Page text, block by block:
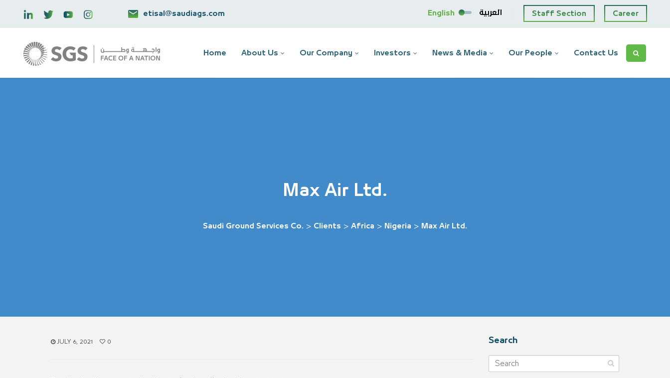
etisal@saudiags.com English العربية Staff Section Career
Home About Us Our Company Investors News & Media Our People Contact Us
Max Air Ltd.
Saudi Ground Services Co. > Clients > Africa > Nigeria > Max Air Ltd.
JULY 6, 2021 0 Search